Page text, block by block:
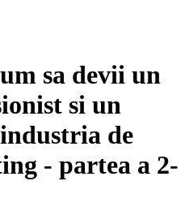
sa devii un
si un
de
- partea a 2-